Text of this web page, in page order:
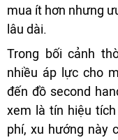
mua ít hơn nhưng
lâu dài.
Trong bối cảnh
nhiều áp lực cho
đến đồ second
xem là tín hiệu
phí, xu hướng này